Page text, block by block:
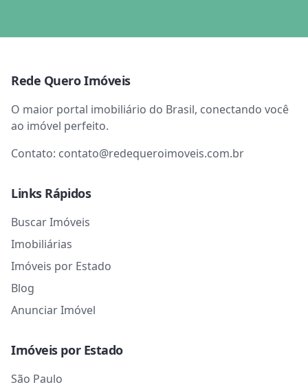
Rede Quero Imóveis
O maior portal imobiliário do Brasil, conectando você
ao imóvel perfeito.
Contato: contato@redequeroimoveis.com.br
Links Rápidos
Buscar Imóveis
Imobiliárias
Imóveis por Estado
Blog
Anunciar Imóvel
Imóveis por Estado
São Paulo